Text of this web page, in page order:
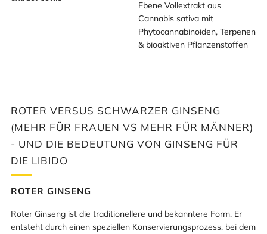
Ebene Vollextrakt aus
Cannabis sativa mit
Phytocannabinoiden, Terpenen
& bioaktiven Pflanzenstoffen
ROTER VERSUS SCHWARZER GINSENG
(MEHR FÜR FRAUEN VS MEHR FÜR MÄNNER)
- UND DIE BEDEUTUNG VON GINSENG FÜR
DIE LIBIDO
ROTER GINSENG
Roter Ginseng ist die traditionellere und bekanntere Form. Er
entsteht durch einen speziellen Konservierungsprozess, bei dem